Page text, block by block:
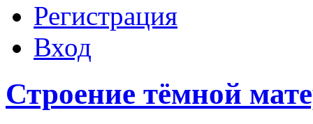
Регистрация
Вход
Строение тёмной